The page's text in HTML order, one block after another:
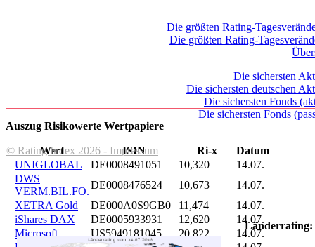
Die größten Rating-
Die größten Rating-
Die sichersten
Die sichersten deutschen
Die sichersten Fonds
Die sichersten Fonds
© Rating Index 2026 - Impressum
Auszug Risikowerte Wertpapiere
Wert ISIN Ri-x
Datum
UNIGLOBAL
DE0008491051 10,320
14.07.
DWS
VERM.BIL.FO.
DE0008476524 10,673
14.07.
XETRA Gold
DE000A0S9GB0 11,474
14.07.
iShares DAX
DE0005933931 12,620
14.07.
Microsoft
US5949181045 20,822
14.07.
Länderrating: